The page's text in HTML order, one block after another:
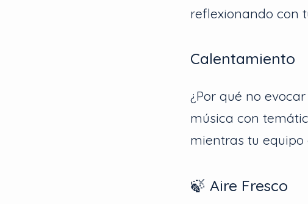
reflexionando con
Calentamiento
¿Por qué no
música con
mientras tu
🍃 Aire Fresco